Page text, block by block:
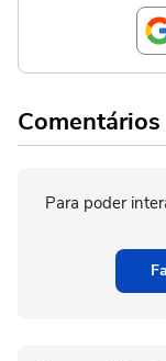
Comentários
Para poder